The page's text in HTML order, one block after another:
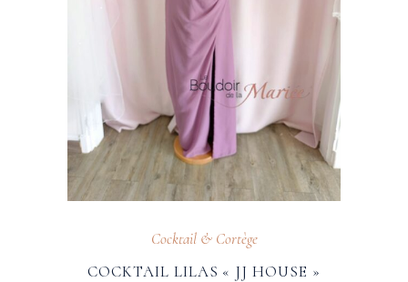
Cocktail & Cortège
COCKTAIL LILAS « JJ HOUSE »